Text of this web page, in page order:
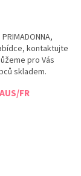
kontaktujte
pro Vás
skladem.
FR